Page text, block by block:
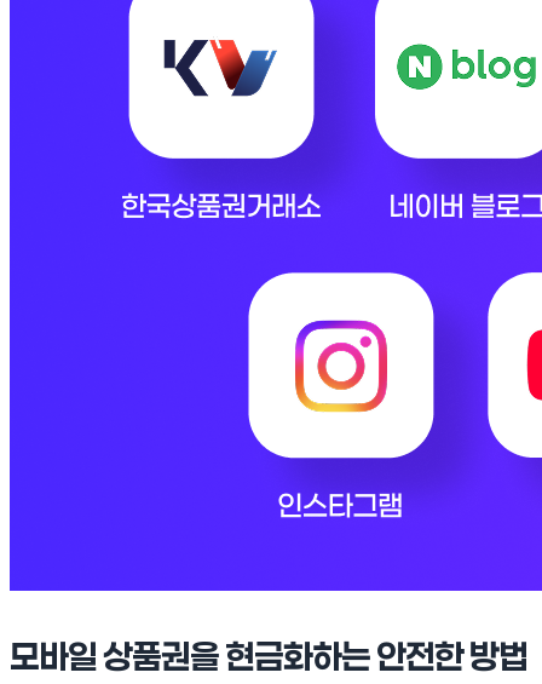
모바일 상품권을 현금화하는 안전한 방법